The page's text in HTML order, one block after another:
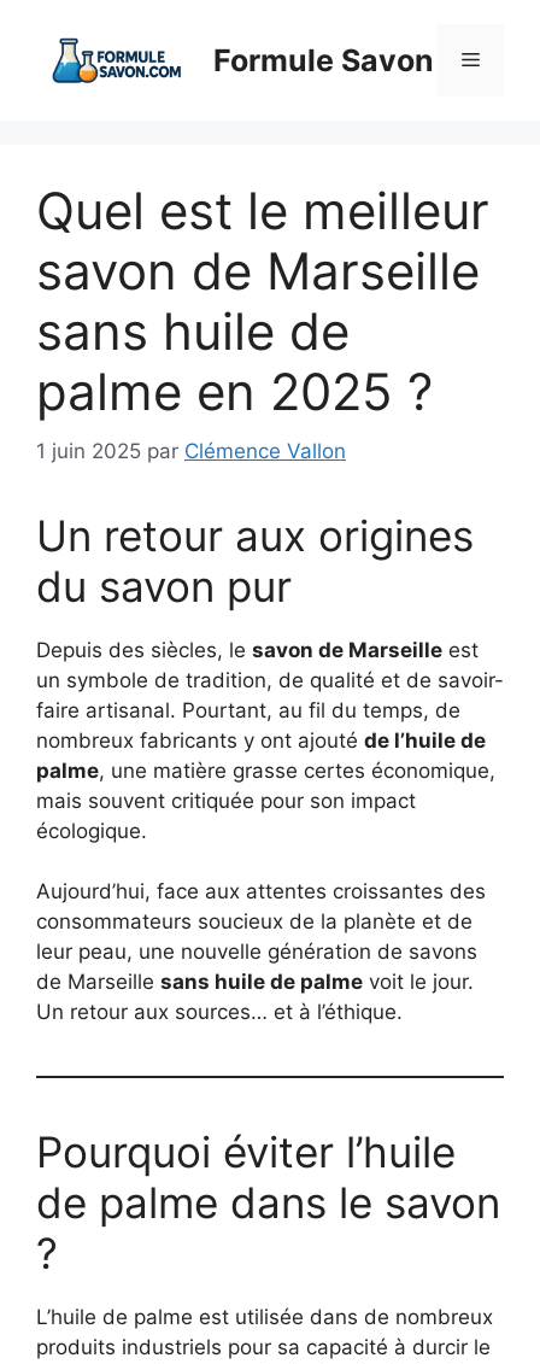
contenu
Formule Savon Menu
Quel est le meilleur
savon de Marseille
sans huile de
palme en 2025 ?
1 juin 2025 par Clémence Vallon
Un retour aux origines
du savon pur
Depuis des siècles, le savon de Marseille est
un symbole de tradition, de qualité et de savoir-
faire artisanal. Pourtant, au fil du temps, de
nombreux fabricants y ont ajouté de l’huile de
palme, une matière grasse certes économique,
mais souvent critiquée pour son impact
écologique.
Aujourd’hui, face aux attentes croissantes des
consommateurs soucieux de la planète et de
leur peau, une nouvelle génération de savons
de Marseille sans huile de palme voit le jour.
Un retour aux sources… et à l’éthique.
Pourquoi éviter l’huile
de palme dans le savon
?
L’huile de palme est utilisée dans de nombreux
produits industriels pour sa capacité à durcir le